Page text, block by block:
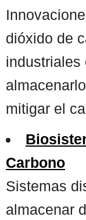
dióxido de
industriales
mitigar el
Carbono
Sistemas
almacenar